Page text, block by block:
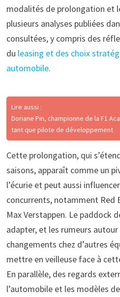
modalités de prolongation et
plusieurs analyses publiées
consultées, y compris des
du leasing et des choix
automobile.
Lire aussi :
Doriane Pin, championne de la F1
tant que pilote de développement
Cette prolongation, qui
saisons, apparaît comme un
l’écurie et peut aussi
concurrents, notamment Red
Max Verstappen. Le paddock
adapter, et les rumeurs autour
changements chez d’autres
mettre en veilleuse face à
En parallèle, des regards
l’automobile et les modèles